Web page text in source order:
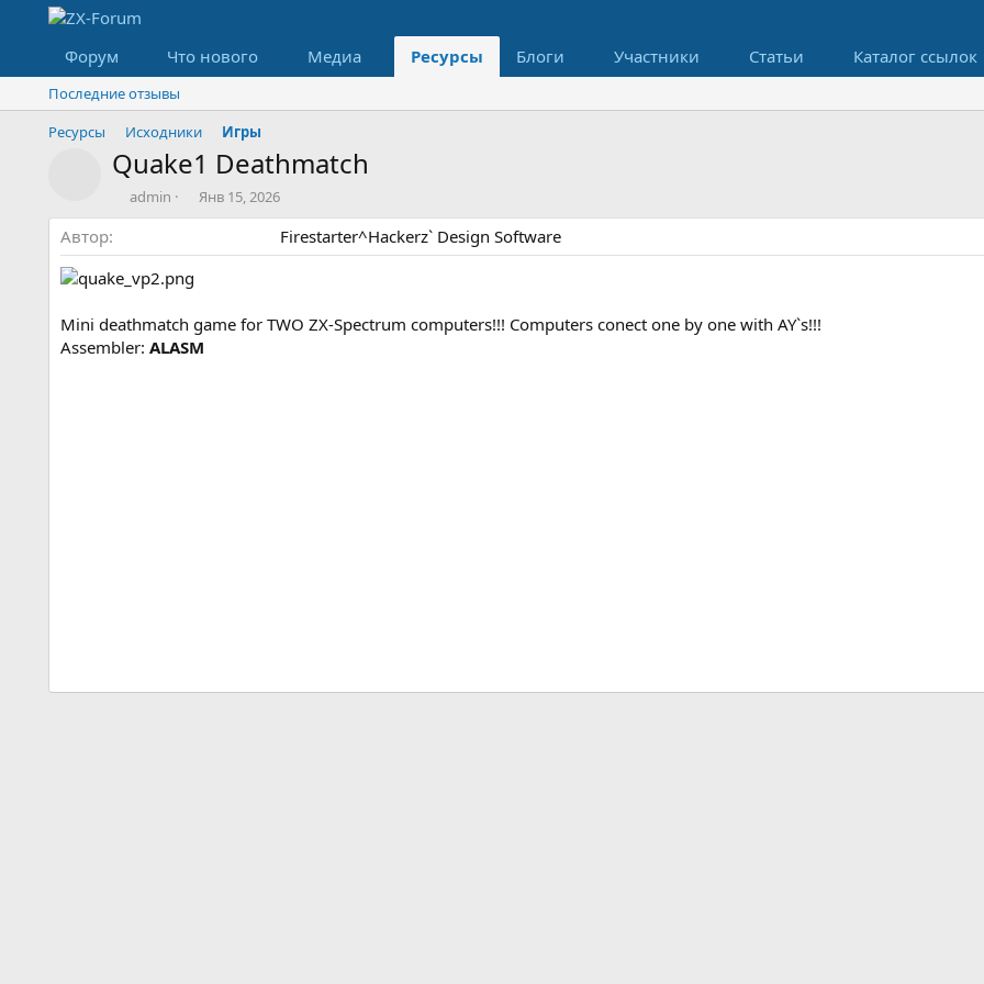
Форум Что нового Медиа Ресурсы Блоги Участники Статьи Каталог ссылок
Последние отзывы
Ресурсы
Исходники Игры
Значок ресурса
Quake1 Deathmatch
А
в
о
р
admin
Д
а
а
д
а
Янв 15, 2026
Автор Firestarter^Hackerz` Design Software
Mini deathmatch game for TWO ZX-Spectrum computers!!! Computers conect one by one with AY`s!!!
Assembler: ALASM